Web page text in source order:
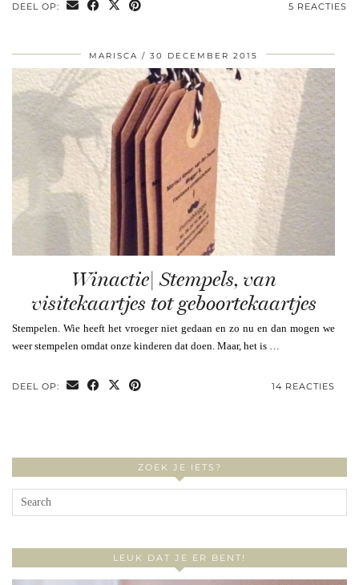
DEEL OP: 5 REACTIES
MARISCA 30 DECEMBER 2015
Winactie| Stempels, van
visitekaartjes tot geboortekaartjes
Stempelen. Wie heeft het vroeger niet gedaan en zo nu en dan mogen we
weer stempelen omdat onze kinderen dat doen. Maar, het is …
DEEL OP: 14 REACTIES
ZOEK JE IETS?
LEUK DAT JE ER BENT!